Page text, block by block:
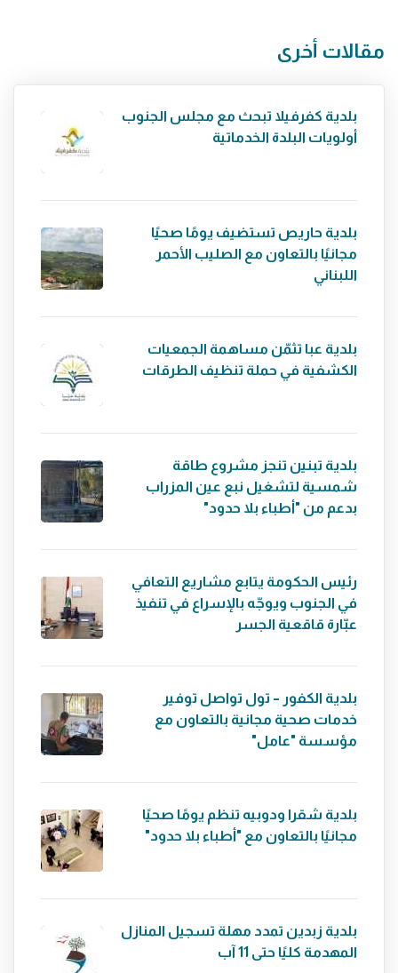
مقالات أخرى
بلدية كفرفيلا تبحث مع مجلس الجنوب
أولويات البلدة الخدماتية
بلدية حاريص تستضيف يومًا صحيًا
مجانيًا بالتعاون مع الصليب الأحمر
اللبناني
بلدية عبا تثمّن مساهمة الجمعيات
الكشفية في حملة تنظيف الطرقات
بلدية تبنين تنجز مشروع طاقة
شمسية لتشغيل نبع عين المزراب
بدعم من "أطباء بلا حدود"
رئيس الحكومة يتابع مشاريع التعافي
في الجنوب ويوجّه بالإسراع في تنفيذ
عبّارة قاقعية الجسر
بلدية الكفور – تول تواصل توفير
خدمات صحية مجانية بالتعاون مع
مؤسسة "عامل"
بلدية شقرا ودوبيه تنظم يومًا صحيًا
مجانيًا بالتعاون مع "أطباء بلا حدود"
بلدية زبدين تمدد مهلة تسجيل المنازل
المهدمة كليًا حتى 11 آب